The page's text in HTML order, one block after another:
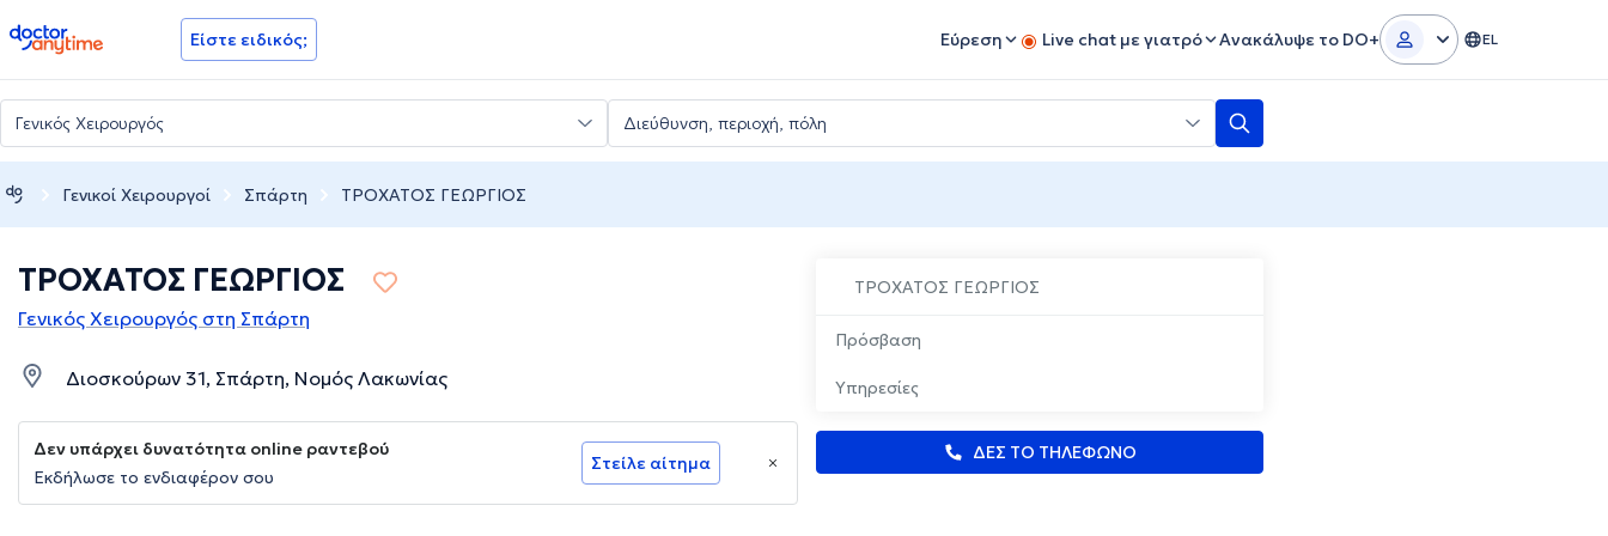
doctoranytime Είστε ειδικός; Εύρεση Live chat με γιατρό Ανακάλυψε το DO+ EL
Γενικοί Χειρουργοί Σπάρτη ΤΡΟΧΑΤΟΣ ΓΕΩΡΓΙΟΣ
ΤΡΟΧΑΤΟΣ ΓΕΩΡΓΙΟΣ
Πρόσβαση
Υπηρεσίες
ΔΕΣ ΤΟ ΤΗΛΕΦΩΝΟ
ΤΡΟΧΑΤΟΣ ΓΕΩΡΓΙΟΣ
Γενικός Χειρουργός στη Σπάρτη
Διοσκούρων 31, Σπάρτη, Νομός Λακωνίας
Δεν υπάρχει δυνατότητα online ραντεβού
Εκδήλωσε το ενδιαφέρον σου
Στείλε αίτημα